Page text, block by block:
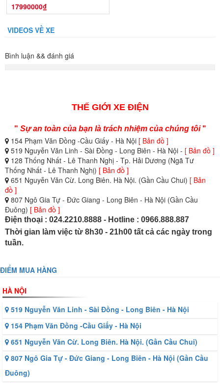
17990000₫
VIDEOS VỀ XE
Bình luận && đánh giá
THẾ GIỚI XE ĐIỆN
" Sự an toàn của bạn là trách nhiệm của chúng tôi"
154 Phạm Văn Đồng -Cầu Giấy - Hà Nội [ Bản đồ ]
519 Nguyễn Văn Linh - Sài Đồng - Long Biên - Hà Nội - [ Bản đồ ]
128 Thống Nhất - Lê Thanh Nghị - Tp. Hải Dương (Ngã Tư
Thống Nhất - Lê Thanh Nghị) [ Bản đồ ]
651 Nguyễn Văn Cừ. Long Biên. Hà Nội. (Gần Cầu Chui) [ Bản
đồ ]
807 Ngô Gia Tự - Đức Giang - Long Biên - Hà Nội (Gần Cầu
Đuông) [ Bản đồ ]
Điện thoại : 024.2210.8888 - Hotline : 0966.888.887
Thời gian làm việc từ 8h30 - 21h00 tất cả các ngày trong
tuần.
ĐIỂM MUA HÀNG
HÀ NỘI
519 Nguyễn Văn Linh - Sài Đồng - Long Biên - Hà Nội
154 Phạm Văn Đồng -Cầu Giấy - Hà Nội
651 Nguyễn Văn Cừ. Long Biên. Hà Nội. (Gần Cầu Chui)
807 Ngô Gia Tự - Đức Giang - Long Biên - Hà Nội (Gần Cầu
Đuông)